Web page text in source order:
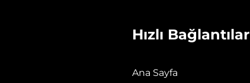
Hızlı Bağlantılar
Ana Sayfa